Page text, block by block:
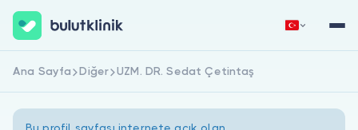
Hemen Kaydol Giriş Yap
Ana Sayfa Diğer UZM. DR. Sedat Çetintaş